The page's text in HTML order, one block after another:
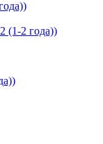
(1-2 года))